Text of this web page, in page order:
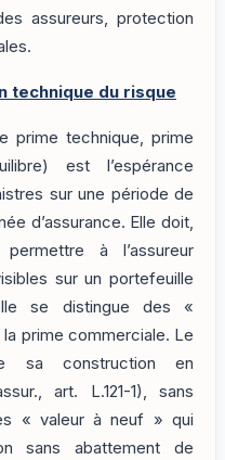
assureurs, protection
technique du risque
prime technique, prime
est l’espérance
sur une période de
d’assurance. Elle doit,
à l’assureur
sur un portefeuille
se distingue des «
prime commerciale. Le
sa construction en
art. L.121-1), sans
« valeur à neuf » qui
sans abattement de